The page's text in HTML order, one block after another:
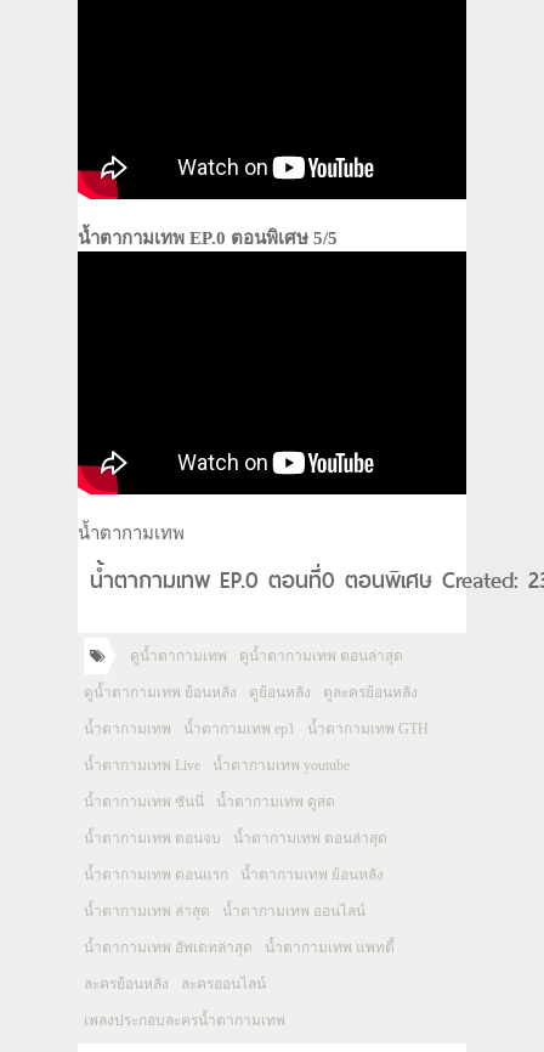
น้ำตากามเทพ EP.0 ตอนพิเศษ 5/5
น้ำตากามเทพ
น้ำตากามเทพ EP.0 ตอนที่0 ตอนพิเศษ Created:
ดูน้ำตากามเทพ ดูน้ำตากามเทพ ตอนล่าสุด
ดูน้ำตากามเทพ ย้อนหลัง ดูย้อนหลัง ดูละครย้อนหลัง
น้ำตากามเทพ น้ำตากามเทพ ep1 น้ำตากามเทพ GTH
น้ำตากามเทพ Live น้ำตากามเทพ youtube
น้ำตากามเทพ ซันนี่ น้ำตากามเทพ ดูสด
น้ำตากามเทพ ตอนจบ น้ำตากามเทพ ตอนล่าสุด
น้ำตากามเทพ ตอนแรก น้ำตากามเทพ ย้อนหลัง
น้ำตากามเทพ ล่าสุด น้ำตากามเทพ ออนไลน์
น้ำตากามเทพ อัพเดทล่าสุด น้ำตากามเทพ แพทตี้
ละครย้อนหลัง ละครออนไลน์
เพลงประกอบละครน้ำตากามเทพ